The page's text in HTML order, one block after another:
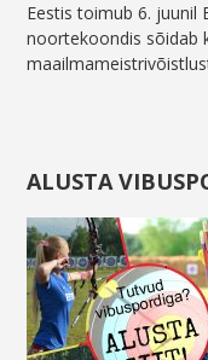
Eestis toimub 6. juunil
noortekoondis sõidab
ALUSTA